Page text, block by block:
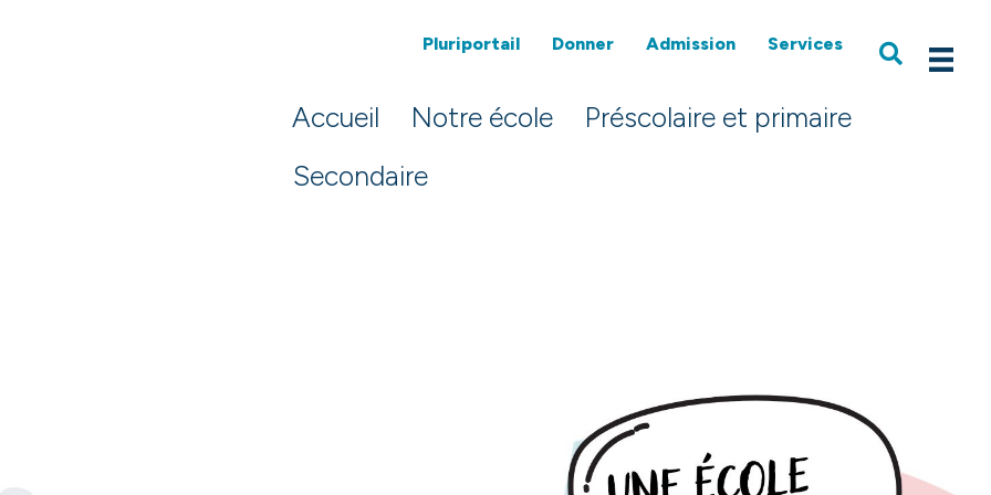
Pluriportail Donner Admission Services
Accueil Notre école
Préscolaire et primaire
Secondaire